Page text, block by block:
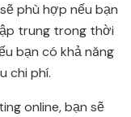
phù hợp nếu bạn
trung trong thời
bạn có khả năng
chi phí.
online, bạn sẽ